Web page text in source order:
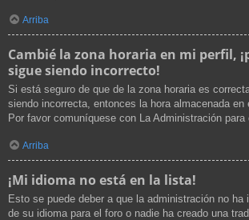
Arriba
Cambié la zona horaria en mi perfil,
sigue siendo incorrecto!
Si está seguro de que de la zona horaria es
siendo incorrecta, entonces la hora almacenada en
Por favor comuníquese con La Administración para
Arriba
¡Mi idioma no está en la lista!
Esto se puede deber a que la administración no ha
de su idioma para el foro o nadie ha creado una